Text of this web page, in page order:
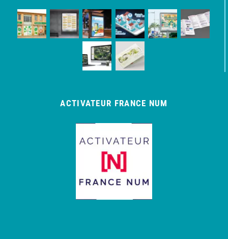
ACTIVATEUR FRANCE NUM